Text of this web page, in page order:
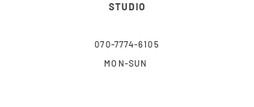
STUDIO
070-7774-6105
MON-SUN